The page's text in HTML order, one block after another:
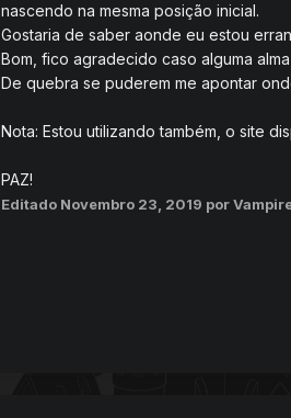
nascendo na mesma posição inicial.
Gostaria de saber aonde eu estou
Bom, fico agradecido caso alguma
De quebra se puderem me apontar
Nota: Estou utilizando também, o site
PAZ!
Editado Novembro 23, 2019 por